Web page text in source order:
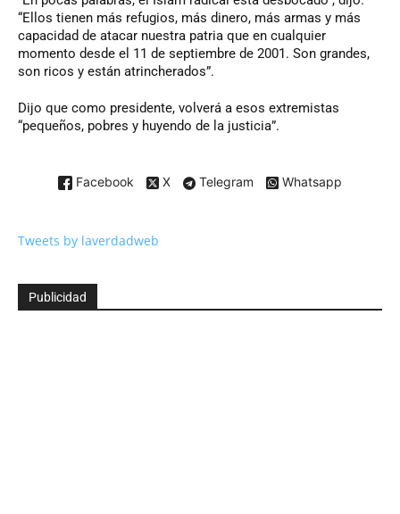
“Ellos tienen más refugios, más dinero, más armas y más
capacidad de atacar nuestra patria que en cualquier
momento desde el 11 de septiembre de 2001. Son grandes,
son ricos y están atrincherados”.
Dijo que como presidente, volverá a esos extremistas
“pequeños, pobres y huyendo de la justicia”.
Facebook X Telegram Whatsapp
Tweets by laverdadweb
Publicidad